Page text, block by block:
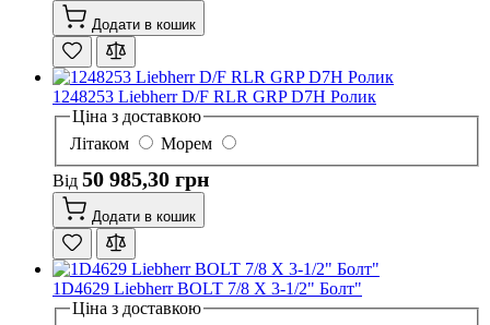
Додати в кошик
1248253 Liebherr D/F RLR GRP D7H Ролик
Ціна з доставкою
Літаком
Морем
Від 50 985,30 грн
Додати в кошик
1D4629 Liebherr BOLT 7/8 X 3-1/2" Болт"
Ціна з доставкою